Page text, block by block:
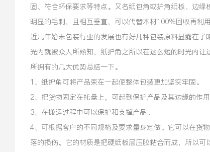
固、符合环保要求等特点。又名纸包角或护角纸板、边
明显的毛刺，且相互垂直，可以代替木材100%回收再利
近几年始末包装行业的发展也有好几种包装原料显露在
光内就被众人所熟知，纸护角之所以在这么短的时光内
所拥有的几大优势总结一下。
1、纸护角可将产品束在一起使整体包装更加坚实牢固。
2、把货物固定在托盘上，可起到保护产品及其边缘的作用
3、在搬运过程中可以保护和支撑产品。
4、可根据客户的不同规格及要求量身定做。它可以在货
落的损伤。它的材质是把硬纸板层压胶粘合而成，所以